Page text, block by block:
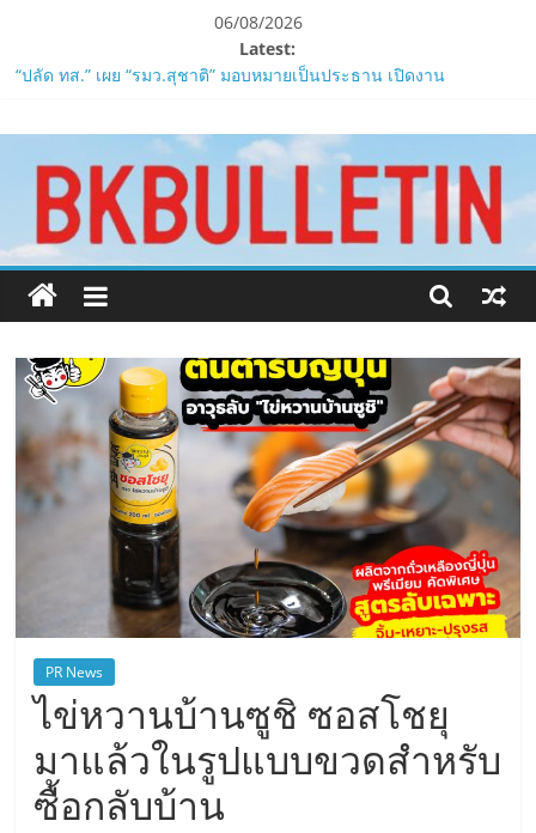
content
06/08/2026
Latest:
“ปลัด ทส.” เผย “รมว.สุชาติ” มอบหมายเป็นประธาน เปิดงาน
ห้ามพลาด! Smilegate เปิดตัว ‘เฮเลนา’ เซิร์ฟเวอร์ใหม่ของ
LORDNINE 29 ก.ค. นี้
LORDNINE ครบรอบ 1 ปี! Smilegate เปิด “Helena” เซิร์ฟฯ ใหม่
พร้อมอาวุธเคียวและศึกกิลด์-PvP เดือดครึ่งปีหลัง 2026
Smilegate ฉลองครบรอบ 1 ปี “Lordnine”เปิดตัวเซิร์ฟใหม่ ‘Helena’
บูสต์ EXP กระฉูด 50% พร้อมแจกซัมมอนสูงสุด 1,111 ครั้ง!
ZTE จับมือ AIS อัปเกรด Backbone Networkสำหรับภาครัฐและองค์กร
เสนอ
ข่าว
ครบ
ทุก
PR News
ไข่หวานบ้านซูชิ ซอสโชยุ
มาแล้วในรูปแบบขวดสำหรับ
ซื้อกลับบ้าน